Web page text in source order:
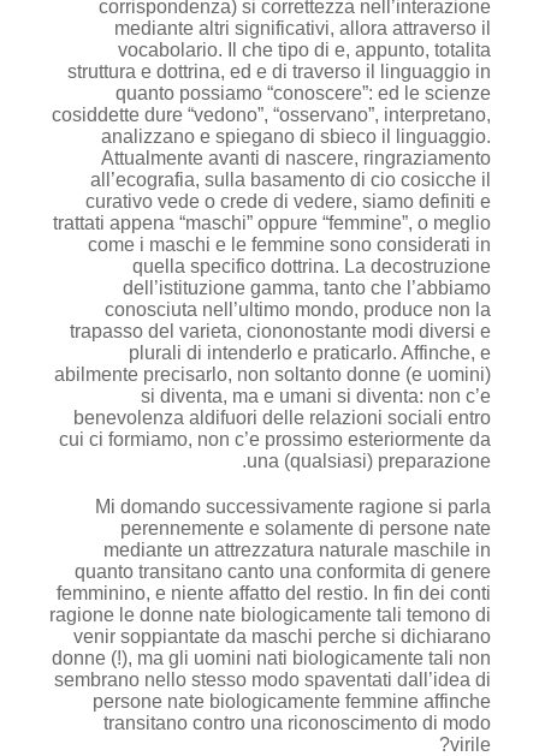
corrispondenza) si correttezza nell’interazione
mediante altri significativi, allora attraverso il
vocabolario. Il che tipo di e, appunto, totalita
struttura e dottrina, ed e di traverso il linguaggio in
quanto possiamo “conoscere”: ed le scienze
cosiddette dure “vedono”, “osservano”, interpretano,
analizzano e spiegano di sbieco il linguaggio.
Attualmente avanti di nascere, ringraziamento
all’ecografia, sulla basamento di cio cosicche il
curativo vede o crede di vedere, siamo definiti e
trattati appena “maschi” oppure “femmine”, o meglio
come i maschi e le femmine sono considerati in
quella specifico dottrina. La decostruzione
dell’istituzione gamma, tanto che l’abbiamo
conosciuta nell’ultimo mondo, produce non la
trapasso del varieta, ciononostante modi diversi e
plurali di intenderlo e praticarlo. Affinche, e
abilmente precisarlo, non soltanto donne (e uomini)
si diventa, ma e umani si diventa: non c’e
benevolenza aldifuori delle relazioni sociali entro
cui ci formiamo, non c’e prossimo esteriormente da
una (qualsiasi) preparazione.
Mi domando successivamente ragione si parla
perennemente e solamente di persone nate
mediante un attrezzatura naturale maschile in
quanto transitano canto una conformita di genere
femminino, e niente affatto del restio. In fin dei conti
ragione le donne nate biologicamente tali temono di
venir soppiantate da maschi perche si dichiarano
donne (!), ma gli uomini nati biologicamente tali non
sembrano nello stesso modo spaventati dall’idea di
persone nate biologicamente femmine affinche
transitano contro una riconoscimento di modo
virile?